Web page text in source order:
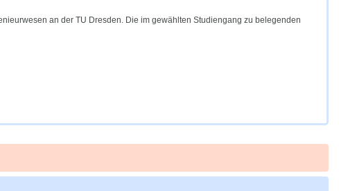
an der TU Dresden. Die im gewählten Studiengang zu belegenden